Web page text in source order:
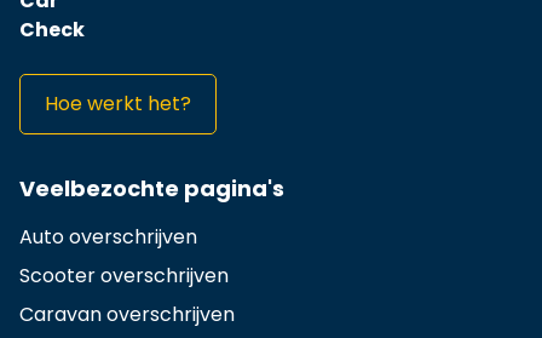
Hoe werkt het?
Veelbezochte pagina's
Auto overschrijven
Scooter overschrijven
Caravan overschrijven